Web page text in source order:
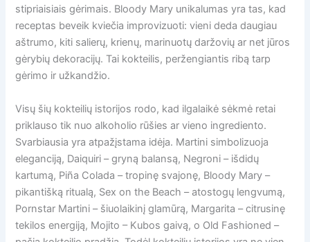
stipriaisiais gėrimais. Bloody Mary unikalumas yra tas, kad
receptas beveik kviečia improvizuoti: vieni deda daugiau
aštrumo, kiti salierų, krienų, marinuotų daržovių ar net jūros
gėrybių dekoracijų. Tai kokteilis, peržengiantis ribą tarp
gėrimo ir užkandžio.
Visų šių kokteilių istorijos rodo, kad ilgalaikė sėkmė retai
priklauso tik nuo alkoholio rūšies ar vieno ingrediento.
Svarbiausia yra atpažįstama idėja. Martini simbolizuoja
eleganciją, Daiquiri – gryną balansą, Negroni – išdidų
kartumą, Piña Colada – tropinę svajonę, Bloody Mary –
pikantišką ritualą, Sex on the Beach – atostogų lengvumą,
Pornstar Martini – šiuolaikinį glamūrą, Margarita – citrusinę
tekilos energiją, Mojito – Kubos gaivą, o Old Fashioned –